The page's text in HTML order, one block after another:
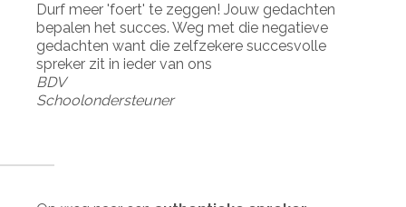
Durf meer 'foert' te zeggen! Jouw gedachten
bepalen het succes. Weg met die negatieve
gedachten want die zelfzekere succesvolle
spreker zit in ieder van ons
BDV
Schoolondersteuner